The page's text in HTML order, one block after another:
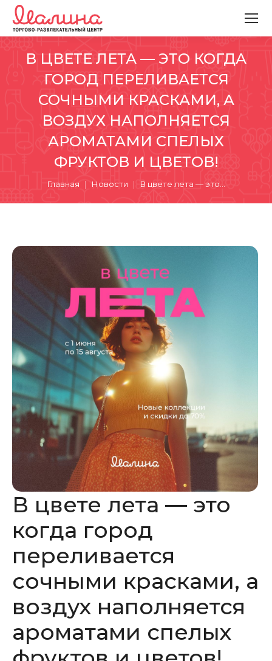
В ЦВЕТЕ ЛЕТА — ЭТО КОГДА
ГОРОД ПЕРЕЛИВАЕТСЯ
СОЧНЫМИ КРАСКАМИ, А
ВОЗДУХ НАПОЛНЯЕТСЯ
АРОМАТАМИ СПЕЛЫХ
ФРУКТОВ И ЦВЕТОВ!
Вы здесь:
Главная Новости В цвете лета — это…
В цвете лета — это
когда город
переливается
сочными красками, а
воздух наполняется
ароматами спелых